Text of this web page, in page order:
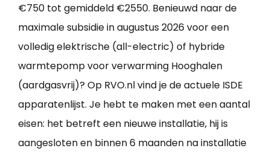
€750 tot gemiddeld €2550. Benieuwd naar de
maximale subsidie in augustus 2026 voor een
volledig elektrische (all-electric) of hybride
warmtepomp voor verwarming Hooghalen
(aardgasvrij)? Op RVO.nl vind je de actuele ISDE
apparatenlijst. Je hebt te maken met een aantal
eisen: het betreft een nieuwe installatie, hij is
aangesloten en binnen 6 maanden na installatie